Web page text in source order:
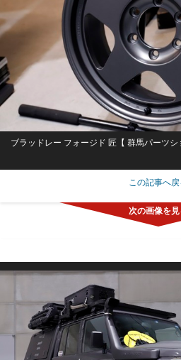
ブラッドレー フォージド 匠【 群馬パーツシ
この記事へ戻